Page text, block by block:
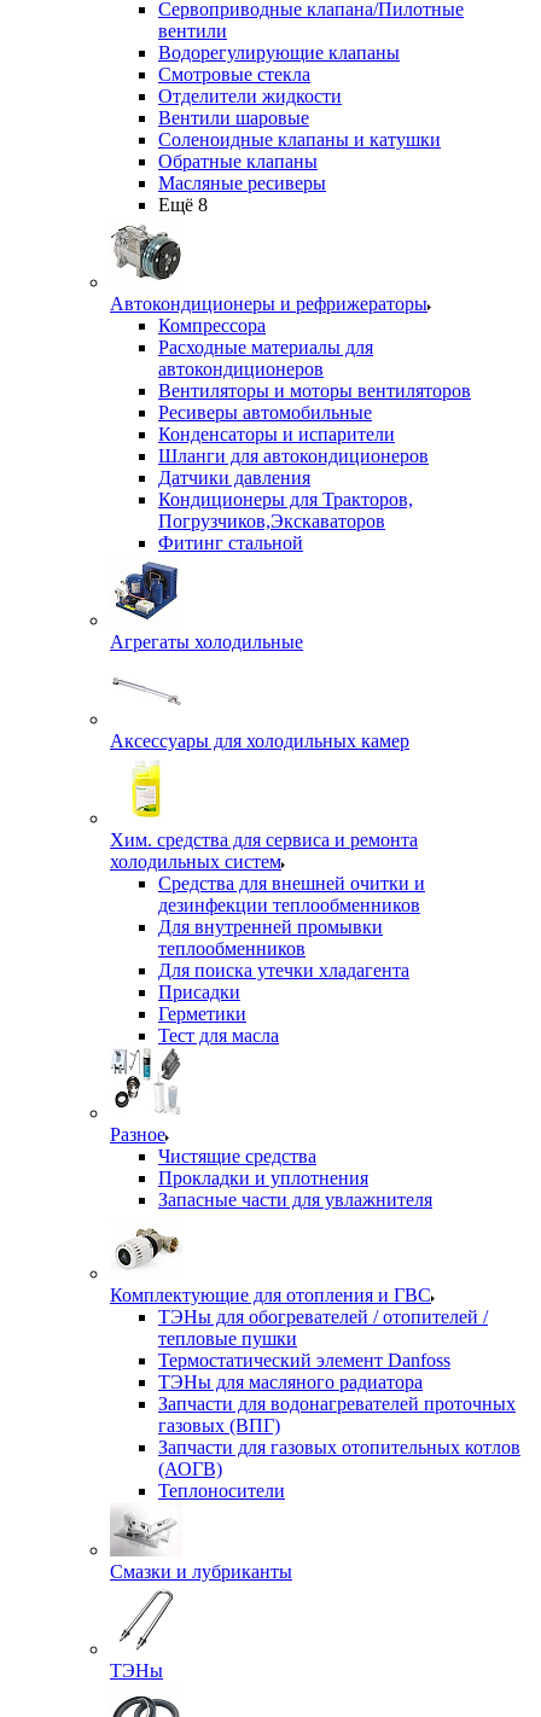
Сервоприводные клапана/Пилотные
вентили
Водорегулирующие клапаны
Смотровые стекла
Отделители жидкости
Вентили шаровые
Соленоидные клапаны и катушки
Обратные клапаны
Масляные ресиверы
Ещё 8
Автокондиционеры и рефрижераторы
Компрессора
Расходные материалы для
автокондиционеров
Вентиляторы и моторы вентиляторов
Ресиверы автомобильные
Конденсаторы и испарители
Шланги для автокондиционеров
Датчики давления
Кондиционеры для Тракторов,
Погрузчиков,Экскаваторов
Фитинг стальной
Агрегаты холодильные
Аксессуары для холодильных камер
Хим. средства для сервиса и ремонта
холодильных систем
Средства для внешней очитки и
дезинфекции теплообменников
Для внутренней промывки
теплообменников
Для поиска утечки хладагента
Присадки
Герметики
Тест для масла
Разное
Чистящие средства
Прокладки и уплотнения
Запасные части для увлажнителя
Комплектующие для отопления и ГВС
ТЭНы для обогревателей / отопителей /
тепловые пушки
Термостатический элемент Danfoss
ТЭНы для масляного радиатора
Запчасти для водонагревателей проточных
газовых (ВПГ)
Запчасти для газовых отопительных котлов
(АОГВ)
Теплоносители
Смазки и лубриканты
ТЭНы